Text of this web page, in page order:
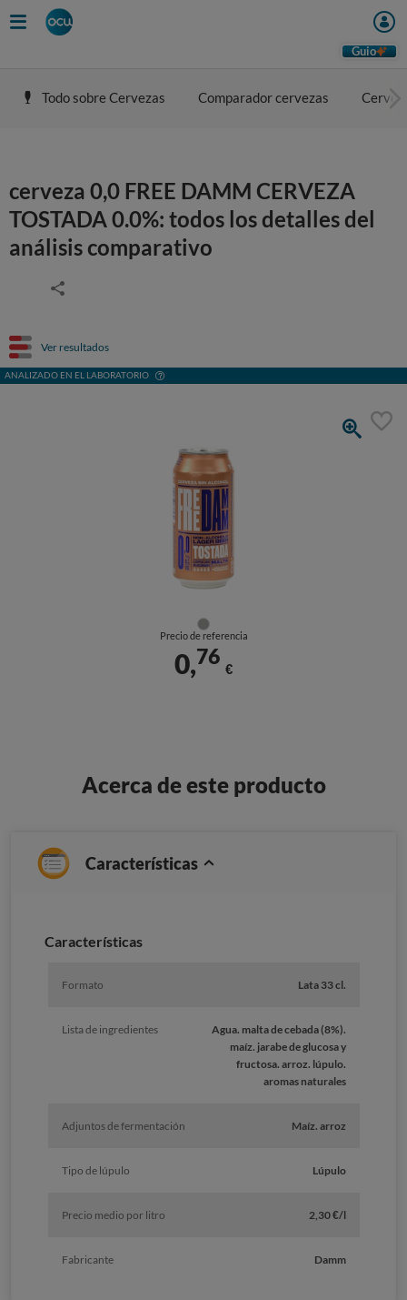
Guio
Todo sobre Cervezas Comparador cervezas
cerveza 0,0 FREE DAMM CERVEZA
TOSTADA 0.0%: todos los detalles del
análisis comparativo
Ver resultados
ANALIZADO EN EL LABORATORIO
Precio de referencia
0,76
€
Acerca de este producto
Características
Caracterí­sticas
Formato Lata 33 cl.
Lista de ingredientes
Agua. malta de cebada (8%).
maíz. jarabe de glucosa y
fructosa. arroz. lúpulo.
aromas naturales
Adjuntos de fermentación Maíz. arroz
Tipo de lúpulo Lúpulo
Precio medio por litro 2,30 €/l
Fabricante Damm